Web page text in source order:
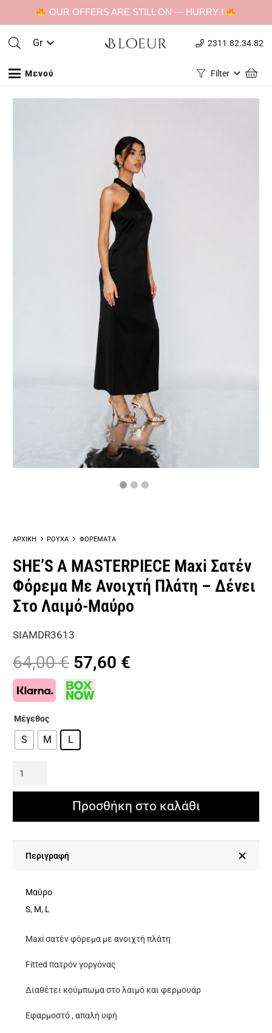
OUR OFFERS ARE STILL ON — HURRY !
Gr 2311.82.34.82
Μενού Filter
ΑΡΧΙΚΗ ΡΟΥΧΑ ΦΟΡΕΜΑΤΑ
SHE’S A MASTERPIECE Maxi Σατέν
Φόρεμα Με Ανοιχτή Πλάτη – Δένει
Στο Λαιμό-Μαύρο
SIAMDR3613
64,00€ Original
price
was:
57,60 €
Μέγεθος
S M L
SHE'S
Maxi
Φόρεμα
Ανοιχτή
Πλάτη
Δένει
Μαύρο
Προσθήκη στο καλάθι
Περιγραφή
Μαύρο
S, M, L
Maxi σατέν φόρεμα με ανοιχτή πλάτη
Fitted πατρόν γοργόνας
Διαθέτει κούμπωμα στο λαιμό και φερμουάρ
Εφαρμοστό , απαλή υφή